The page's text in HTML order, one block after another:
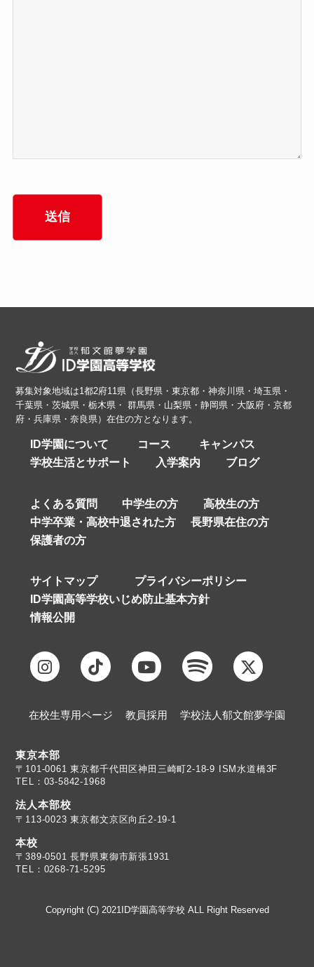
募集対象地域は1都2府11県（長野県・東京都・神奈川県・埼玉県・
千葉県・茨城県・栃木県・ 群馬県・山梨県・静岡県・大阪府・京都
府・兵庫県・奈良県）在住の方となります。
ID学園について コース
キャンパス
学校生活とサポート
入学案内 ブログ
よくある質問 中学生の方
高校生の方
中学卒業・高校中退された方
長野県在住の方
保護者の方
サイトマップ
プライバシーポリシー
ID学園高等学校いじめ防止基本方針
情報公開
在校生専用ページ 教員採用 学校法人郁文館夢学園
東京本部
TEL：03-5842-1968
法人本部校
〒113-0023 東京都文京区向丘2-19-1
本校
TEL：0268-71-5295
Copyright (C) 2021ID学園高等学校 ALL Right Reserved